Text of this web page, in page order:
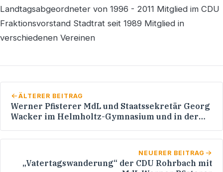
Landtagsabgeordneter von 1996 - 2011 Mitglied im CDU
Fraktionsvorstand Stadtrat seit 1989 Mitglied in
verschiedenen Vereinen
ÄLTERER BEITRAG
Werner Pfisterer MdL und Staatssekretär Georg
Wacker im Helmholtz-Gymnasium und in der
NEUERER BEITRAG
„Vatertagswanderung“ der CDU Rohrbach mit